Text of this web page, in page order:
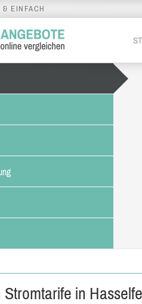
& EINFACH
Stromtarife in